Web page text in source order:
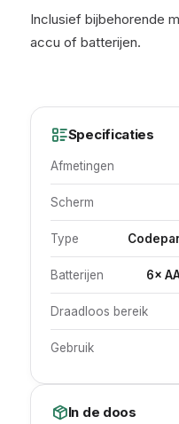
Inclusief bijbehorende
accu of batterijen.
Specificaties
Afmetingen
Scherm
Type
Batterijen 6×
Draadloos bereik
Gebruik
In de doos